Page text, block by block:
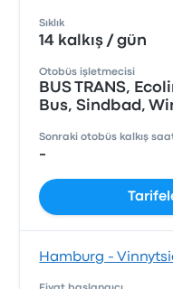
Sıklık
14 kalkış / gün
Otobüs işletmecisi
BUS TRANS,
Bus, Sindbad,
Sonraki otobüs kalkış
-
Hamburg -